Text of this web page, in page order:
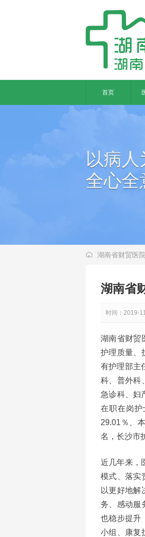
首页
以病
全心全
湖南省财贸医院
湖南省
时间：2019-
湖南省财贸
护理质量、
有护理部主
科、普外科
急诊科、妇
在职在岗护
29.01％、
名，长沙市
近几年来，
模式、落实
以更好地解
务、感动服
也稳步提升
小组、康复